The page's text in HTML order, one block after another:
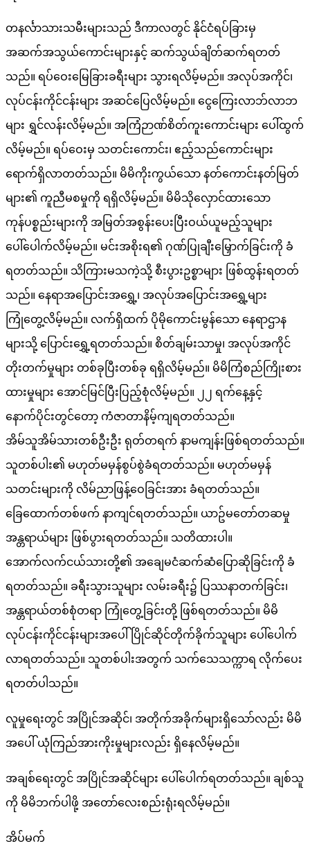
တနင်္လာသားသမီးများသည် ဒီကာလတွင် နိုင်ငံရပ်ခြားမှ
အဆက်အသွယ်ကောင်းများနှင့် ဆက်သွယ်ချိတ်ဆက်ရတတ်
သည်။ ရပ်ဝေးမြေခြားခရီးများ သွားရလိမ့်မည်။ အလုပ်အကိုင်၊
လုပ်ငန်းကိုင်ငန်းများ အဆင်ပြေလိမ့်မည်။ ငွေကြေးလာဘ်လာဘ
များ ရွှင်လန်းလိမ့်မည်။ အကြံဉာဏ်စိတ်ကူးကောင်းများ ပေါ်ထွက်
လိမ့်မည်။ ရပ်ဝေးမှ သတင်းကောင်း၊ ဧည့်သည်ကောင်းများ
ရောက်ရှိလာတတ်သည်။ မိမိကိုးကွယ်သော နတ်ကောင်းနတ်မြတ်
များ၏ ကူညီမစမှုကို ရရှိလိမ့်မည်။ မိမိသိုလှောင်ထားသော
ကုန်ပစ္စည်းများကို အမြတ်အစွန်းပေးပြီးဝယ်ယူမည့်သူများ
ပေါ်ပေါက်လိမ့်မည်။ မင်းအစိုးရ၏ ဂုဏ်ပြုချီးမြှောက်ခြင်းကို ခံ
ရတတ်သည်။ သိကြားမသကဲ့သို့ စီးပွားဥစ္စာများ ဖြစ်ထွန်းရတတ်
သည်။ နေရာအပြောင်းအရွှေ့၊ အလုပ်အပြောင်းအရွှေ့များ
ကြုံတွေ့လိမ့်မည်။ လက်ရှိထက် ပိုမိုကောင်းမွန်သော နေရာဌာန
များသို့ ပြောင်းရွှေ့ရတတ်သည်။ စိတ်ချမ်းသာမှု၊ အလုပ်အကိုင်
တိုးတက်မှုများ တစ်ခုပြီးတစ်ခု ရရှိလိမ့်မည်။ မိမိကြံစည်ကြိုးစား
ထားမှုများ အောင်မြင်ပြီးပြည့်စုံလိမ့်မည်။ ၂၂ ရက်နေ့နှင့်
နောက်ပိုင်းတွင်တော့ ကံဇာတာနိမ့်ကျရတတ်သည်။
အိမ်သူအိမ်သားတစ်ဦးဦး ရုတ်တရက် နာမကျန်းဖြစ်ရတတ်သည်။
သူတစ်ပါး၏ မဟုတ်မမှန်စွပ်စွဲခံရတတ်သည်။ မဟုတ်မမှန်
သတင်းများကို လိမ်ညာဖြန့်ဝေခြင်းအား ခံရတတ်သည်။
ခြေထောက်တစ်ဖက် နာကျင်ရတတ်သည်။ ယာဥ်မတော်တဆမှု
အန္တရာယ်များ ဖြစ်ပွားရတတ်သည်။ သတိထားပါ။
အောက်လက်ငယ်သားတို့၏ အချေမငံဆက်ဆံပြောဆိုခြင်းကို ခံ
ရတတ်သည်။ ခရီးသွားသူများ လမ်းခရီး၌ ပြဿနာတက်ခြင်း၊
အန္တရာယ်တစ်စုံတရာ ကြုံတွေ့ခြင်းတို့ ဖြစ်ရတတ်သည်။ မိမိ
လုပ်ငန်းကိုင်ငန်းများအပေါ် ပြိုင်ဆိုင်တိုက်ခိုက်သူများ ပေါ်ပေါက်
လာရတတ်သည်။ သူတစ်ပါးအတွက် သက်သေသက္ကာရ လိုက်ပေး
ရတတ်ပါသည်။
လူမှုရေးတွင် အပြိုင်အဆိုင်၊ အတိုက်အခိုက်များရှိသော်လည်း မိမိ
အပေါ် ယုံကြည်အားကိုးမှုများလည်း ရှိနေလိမ့်မည်။
အချစ်ရေးတွင် အပြိုင်အဆိုင်များ ပေါ်ပေါက်ရတတ်သည်။ ချစ်သူ
ကို မိမိဘက်ပါဖို့ အတော်လေးစည်းရုံးရလိမ့်မည်။
အိပ်မက်